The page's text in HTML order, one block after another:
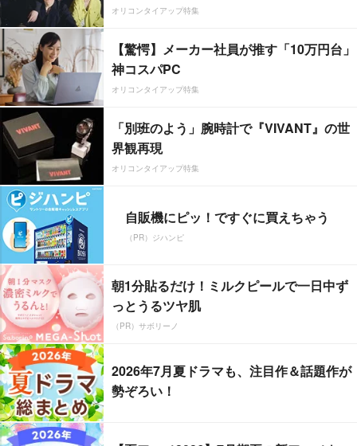
オリコンタイアップ特集
【驚愕】メーカー社員が推す「10万円台」
神コスパPC
オリコンタイアップ特集
「別班のよう」腕時計で『VIVANT』の世
界観再現
オリコンタイアップ特集
自販機にピッ！ですぐに買えちゃう
（PR）ジハンピ
朝1分貼るだけ！ミルクピールで一日中ず
っとうるツヤ肌
（PR）サボリーノ
2026年7月夏ドラマも、注目作＆話題作が
勢ぞろい！